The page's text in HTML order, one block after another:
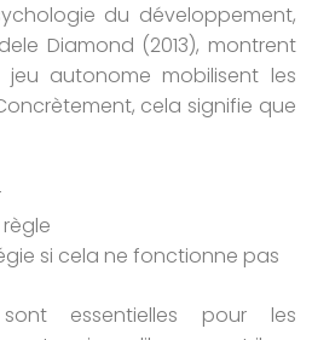
du développement,
Diamond (2013), montrent
autonome mobilisent les
cela signifie que
si cela ne fonctionne pas
essentielles pour les